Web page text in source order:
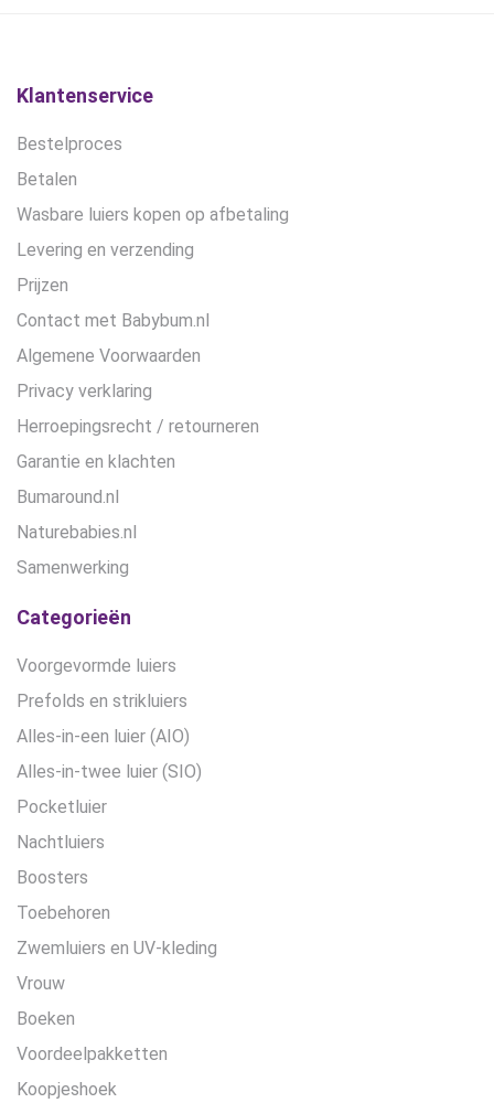
Klantenservice
Bestelproces
Betalen
Wasbare luiers kopen op afbetaling
Levering en verzending
Prijzen
Contact met Babybum.nl
Algemene Voorwaarden
Privacy verklaring
Herroepingsrecht / retourneren
Garantie en klachten
Bumaround.nl
Naturebabies.nl
Samenwerking
Categorieën
Voorgevormde luiers
Prefolds en strikluiers
Alles-in-een luier (AIO)
Alles-in-twee luier (SIO)
Pocketluier
Nachtluiers
Boosters
Toebehoren
Zwemluiers en UV-kleding
Vrouw
Boeken
Voordeelpakketten
Koopjeshoek